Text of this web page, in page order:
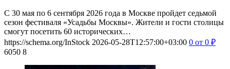
С 30 мая по 6 сентября 2026 года в Москве пройдет седьмой
сезон фестиваля «Усадьбы Москвы». Жители и гости столицы
смогут посетить 60 исторических…
https://schema.org/InStock 2026-05-28T12:57:00+03:00 0 от 0 ₽
6050 8